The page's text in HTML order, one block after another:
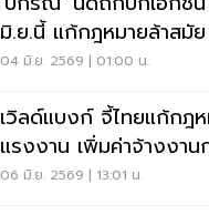
มิ.ย.นี้ แก้กฎหมายล้าสมั
กลุ่มธุรกิจ
04 มิ.ย. 2569 | 01:00 น.
เวิลด์แบงก์ จี้ไทยแก้กฎ
แรงงาน เพิ่มค่าจ้างงา
สิทธิลาพักร้อนขั้นต่ำ
06 มิ.ย. 2569 | 13:01 น.